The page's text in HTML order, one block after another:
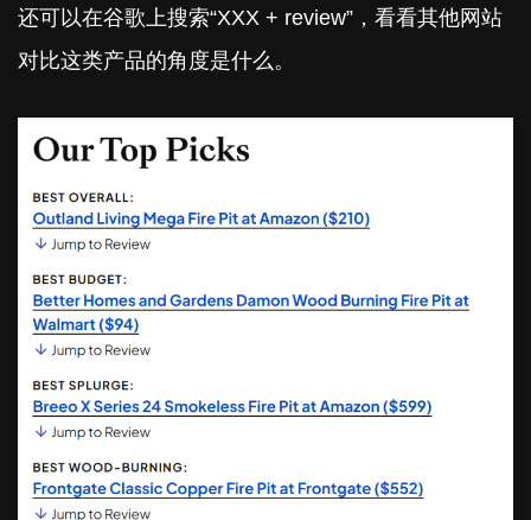
还可以在谷歌上搜索“XXX + review”，看看其他网站
对比这类产品的角度是什么。